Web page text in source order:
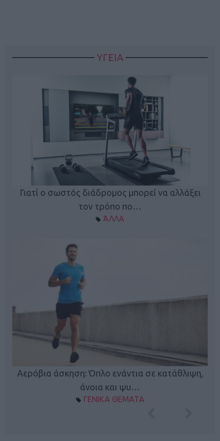
ΥΓΕΙΑ
Γιατί ο σωστός διάδρομος μπορεί να αλλάξει
τον τρόπο πο…
ΆΛΛΑ
Αερόβια άσκηση: Όπλο ενάντια σε κατάθλιψη,
άνοια και ψυ…
ΓΕΝΙΚΑ ΘΕΜΑΤΑ